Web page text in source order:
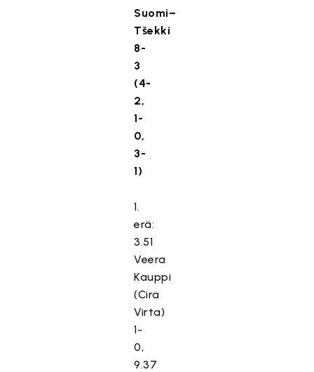
Suomi–
Tšekki
8-
3
(4-
2,
1-
0,
3-
1)
1.
erä:
3.51
Veera
Kauppi
(Cira
Virta)
1-
0,
9.37